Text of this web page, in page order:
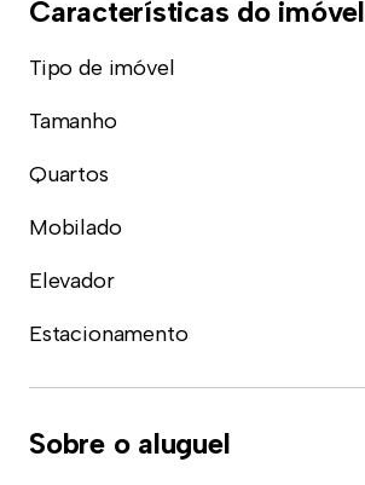
Características do imóvel
Tipo de imóvel
Tamanho
Quartos
Mobilado
Elevador
Estacionamento
Sobre o aluguel